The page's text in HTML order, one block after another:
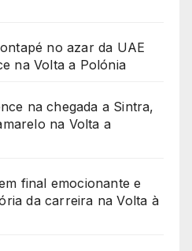
no azar da UAE
na Volta a Polónia
na chegada a Sintra,
na Volta a
final emocionante e
da carreira na Volta à